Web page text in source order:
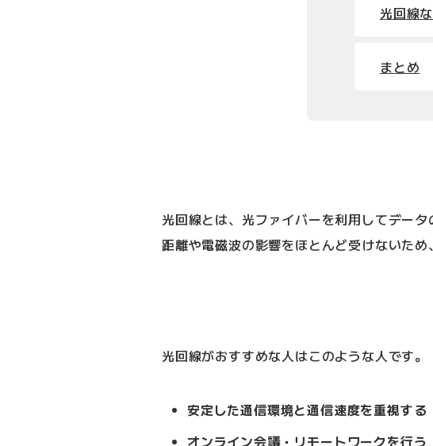
光回線
まとめ
光回線とは、光ファイバーを利用してデー
距離や電磁波の影響をほとんど受けないた
光回線がおすすめな人はこのような人です。
安定した通信環境と通信速度を重視する
オンライン会議・リモートワークを行う